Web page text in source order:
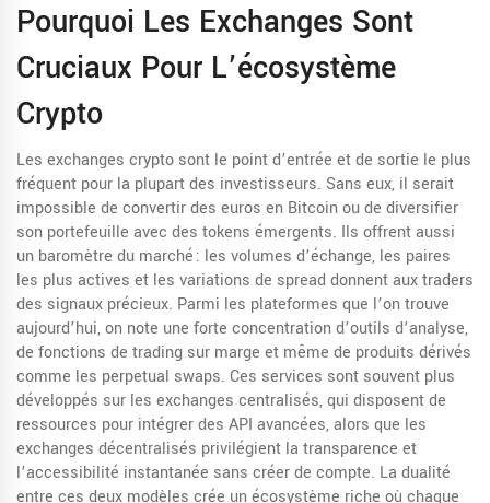
Pourquoi Les Exchanges Sont
Cruciaux Pour L’écosystème
Crypto
Les exchanges crypto sont le point d’entrée et de sortie le plus
fréquent pour la plupart des investisseurs. Sans eux, il serait
impossible de convertir des euros en Bitcoin ou de diversifier
son portefeuille avec des tokens émergents. Ils offrent aussi
un baromètre du marché : les volumes d’échange, les paires
les plus actives et les variations de spread donnent aux traders
des signaux précieux. Parmi les plateformes que l’on trouve
aujourd’hui, on note une forte concentration d’outils d’analyse,
de fonctions de trading sur marge et même de produits dérivés
comme les perpetual swaps. Ces services sont souvent plus
développés sur les exchanges centralisés, qui disposent de
ressources pour intégrer des API avancées, alors que les
exchanges décentralisés privilégient la transparence et
l’accessibilité instantanée sans créer de compte. La dualité
entre ces deux modèles crée un écosystème riche où chaque